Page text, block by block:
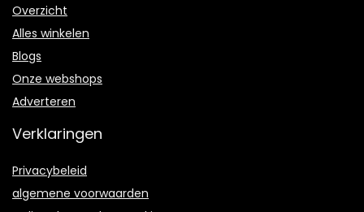
Overzicht
Alles winkelen
Blogs
Onze webshops
Adverteren
Verklaringen
Privacybeleid
algemene voorwaarden